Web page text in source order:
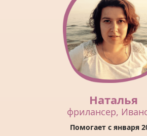
Наталья
фрилансер,
Помогает с января